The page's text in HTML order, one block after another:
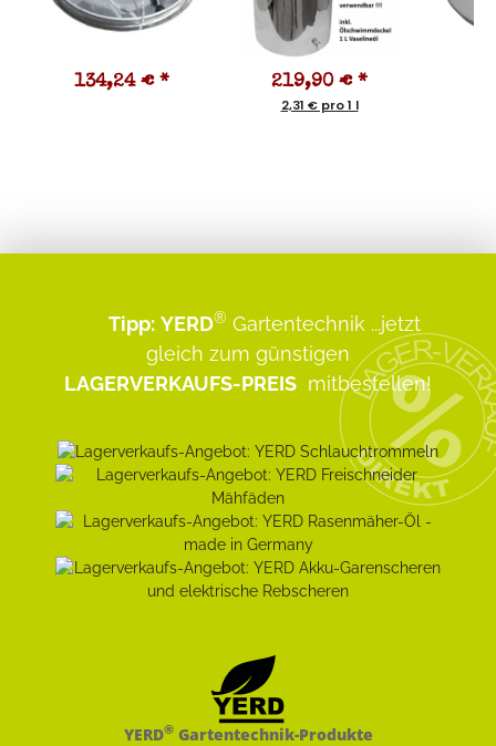
134,24 € * 219,90 € *
2,31 € pro 1 l
Tipp: YERD® Gartentechnik ...jetzt
gleich zum günstigen
LAGERVERKAUFS-PREIS mitbestellen!
YERD®Gartentechnik-Produkte